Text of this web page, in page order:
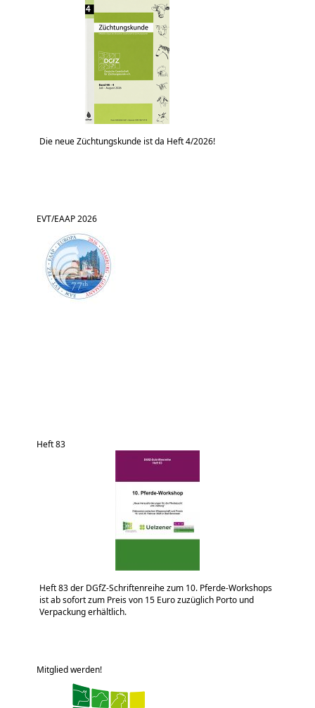
Die neue Züchtungskunde ist da Heft 4/2026!
EVT/EAAP 2026
Heft 83
Heft 83 der DGfZ-Schriftenreihe zum 10. Pferde-Workshops
ist ab sofort zum Preis von 15 Euro zuzüglich Porto und
Verpackung erhältlich.
Mitglied werden!